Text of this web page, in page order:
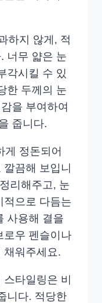
하지 않게, 적
너무 얇은 눈
각시킬 수 있
한 두께의 눈
을 부여하여
줍니다.
게 정돈되어
끔해 보입니
리해주고, 눈
적으로 다듬는
사용해 결을
로우 펜슬이나
채워주세요.
타일링은 비
니다. 적당한